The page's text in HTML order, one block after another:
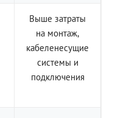
Выше затраты
на монтаж,
кабеленесущие
системы и
подключения